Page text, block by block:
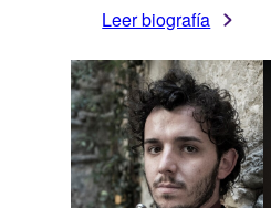
Leer biografía